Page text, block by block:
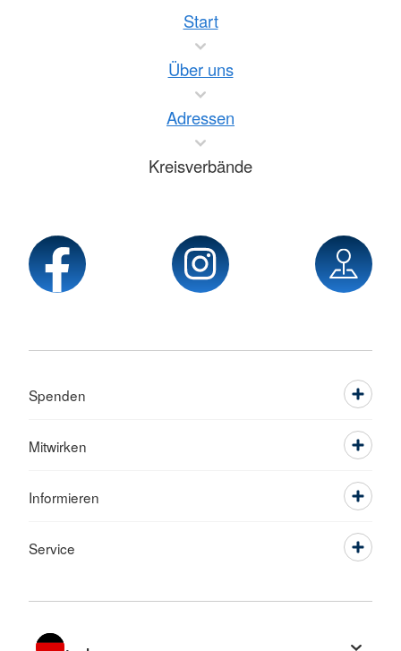
Start
Über uns
Adressen
Kreisverbände
Spenden
Mitwirken
Informieren
Service
Sprache wechseln zu